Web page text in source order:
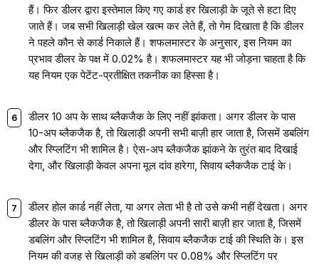
हैं। फिर डीलर द्वारा इस्तेमाल किए गए कार्ड हर खिलाड़ी के जूते से हटा दिए
जाते हैं। जब सभी खिलाड़ी खेल खत्म कर लेते हैं, तो गेम दिखाता है कि डीलर
ने पहले कौन से कार्ड निकाले हैं। शफलमास्टर के अनुसार, इस नियम का
प्रभाव डीलर के पक्ष में 0.02% है। शफलमास्टर यह भी जोड़ना चाहता है कि
यह नियम एक पेटेंट-प्रतीक्षित तकनीक का हिस्सा है।
डीलर 10 अप के साथ ब्लैकजैक के लिए नहीं झांकता। अगर डीलर के पास
10-अप ब्लैकजैक है, तो खिलाड़ी अपनी सभी बाज़ी हार जाता है, जिसमें डबलिंग
और स्प्लिटिंग भी शामिल है। ऐस-अप ब्लैकजैक झांकने के तुरंत बाद दिखाई
देगा, और खिलाड़ी केवल अपना मूल दांव हारेगा, सिवाय ब्लैकजैक टाई के।
डीलर होल कार्ड नहीं लेता, या अगर लेता भी है तो उसे कभी नहीं देखता। अगर
डीलर के पास ब्लैकजैक है, तो खिलाड़ी अपनी सारी बाज़ी हार जाता है, जिसमें
डबलिंग और स्प्लिटिंग भी शामिल है, सिवाय ब्लैकजैक टाई की स्थिति के। इस
नियम की वजह से खिलाड़ी को डबलिंग पर 0.08% और स्प्लिटिंग पर